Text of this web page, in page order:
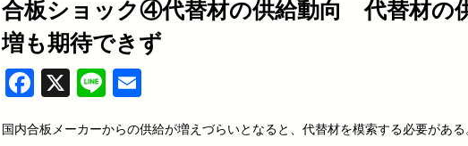
合板ショック④代替材の供給動向 代替材の
増も期待できず
Facebook
X Line
国内合板メーカーからの供給が増えづらいとなると、代替材を模索する必要がある